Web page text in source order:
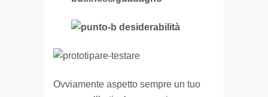
desiderabilità
Ovviamente aspetto sempre un tuo